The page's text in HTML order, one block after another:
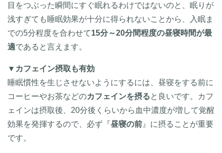
目をつぶった瞬間にすぐ眠れるわけではないのと、眠りが
浅すぎても睡眠効果が十分に得られないことから、入眠ま
での5分程度を合わせて15分～20分間程度の昼寝時間が最
適であると言えます。
▼ カフェイン摂取も有効
睡眠慣性を生じさせないようにするには、昼寝をする前に
コーヒーやお茶などのカフェインを摂ると良いです。カフ
ェインは摂取後、20分後くらいから血中濃度が増して覚醒
効果を発揮するので、必ず『昼寝の前 』に摂ることが重要
です。